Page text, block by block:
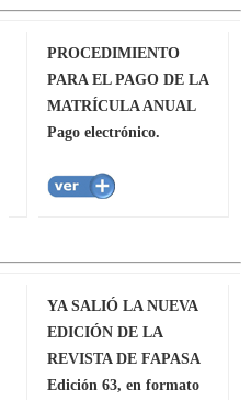
PROCEDIMIENTO
PARA EL PAGO DE LA
MATRÍCULA ANUAL
Pago electrónico.
YA SALIÓ LA NUEVA
EDICIÓN DE LA
REVISTA DE FAPASA
Edición 63, en formato